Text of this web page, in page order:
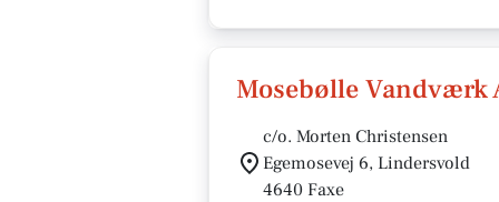
Mosebølle Vandværk
c/o. Morten Christensen
Egemosevej 6, Lindersvold
4640 Faxe